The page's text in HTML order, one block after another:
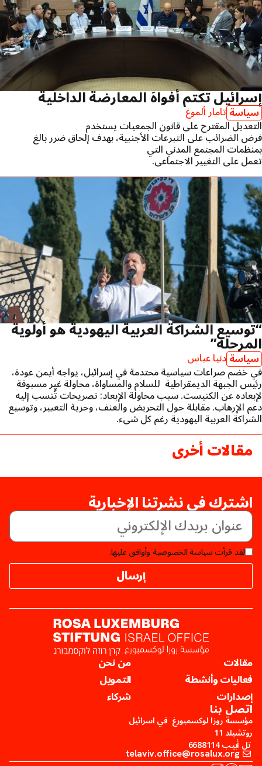
إسرائيل تكتم أفواهَ المعارضة الداخلية
سياسةتامار ألموغ
التعديل المقترح على قانون الجمعيات يستخدم
فرض الضرائب على التبرعات الأجنبية، بهدف إلحاق ضرر بالغ
بمنظمات المجتمع المدني التي
تعمل على التغيير الاجتماعي.
“توسيع الشراكة العربية اليهودية هو أولوية
المرحلة”
سياسةدنيا عباس
في خضم صراعات سياسية محتدمة في إسرائيل، يواجه أيمن عودة،
رئيس الجبهة الديمقراطية للسلام والمساواة، محاولة غير مسبوقة
لإبعاده عن الكنيست. سبب محاولة الإبعاد: تصريحات تُنسب إليه
دعم الإرهاب. مقابلة حول التحريض والعنف، وحرية التعبير، وتوسيع
الشراكة العربية اليهودية رغم كل شيء.
مقالات أخرى
اشترك في نشرتنا الإخبارية
لقد قرأت سياسة الخصوصية وأوافق عليها.
إرسال
مقالات
فعاليات وأنشطة
إصدارات
من نحن
التمويل
شركاء
اتصل بنا
مؤسسة روزا لوكسمبورغ في اسرائيل
روتشيلد 11
تل أبيب 6688114
telaviv.office@rosalux.org